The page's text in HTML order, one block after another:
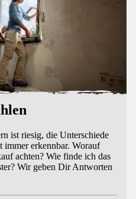
ist riesig, die Unterschiede
immer erkennbar. Worauf
achten? Wie finde ich das
Wir geben Dir Antworten